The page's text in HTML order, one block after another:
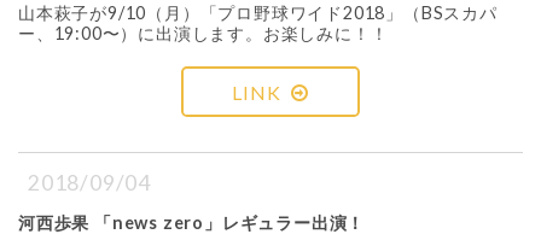
山本萩子が9/10（月）「プロ野球ワイド2018」（BSスカパ
ー、19:00〜）に出演します。お楽しみに！！
LINK
2018/09/04
河西歩果 「news zero」レギュラー出演！